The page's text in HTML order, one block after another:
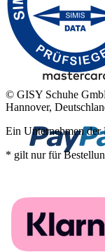
© GISY Schuhe
Hannover,
Ein Unternehmen
* gilt nur für